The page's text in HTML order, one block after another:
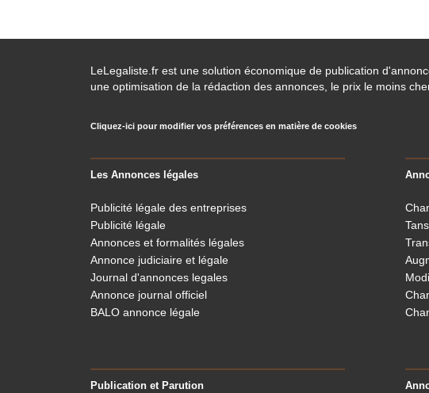
LeLegaliste.fr est une solution économique de publication
une optimisation de la rédaction des annonces, le prix le moins
Cliquez-ici pour modifier vos préférences en matière de cookies
Les Annonces légales
Publicité légale des entreprises
Publicité légale
Annonces et formalités légales
Annonce judiciaire et légale
Journal d'annonces legales
Annonce journal officiel
BALO annonce légale
Publication et Parution